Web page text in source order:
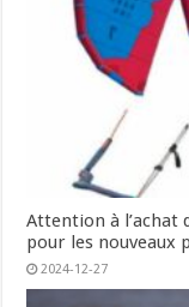
Attention à l’achat
pour les nouveaux
2024-12-27